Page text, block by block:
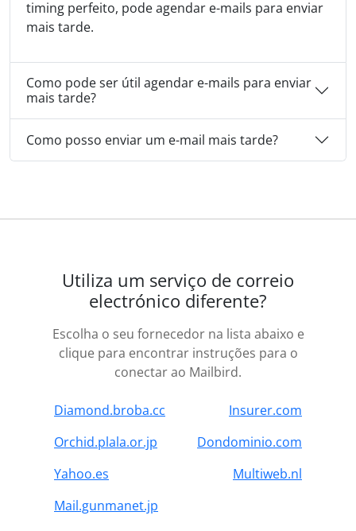
timing perfeito, pode agendar e-mails para enviar
mais tarde.
Como pode ser útil agendar e-mails para enviar
mais tarde?
Como posso enviar um e-mail mais tarde?
Utiliza um serviço de correio
electrónico diferente?
Escolha o seu fornecedor na lista abaixo e
clique para encontrar instruções para o
conectar ao Mailbird.
Diamond.broba.cc
Insurer.com
Orchid.plala.or.jp
Dondominio.com
Yahoo.es
Multiweb.nl
Mail.gunmanet.jp